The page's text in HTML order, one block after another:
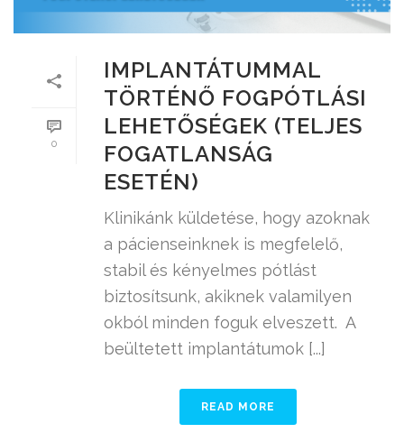
0
IMPLANTÁTUMMAL
TÖRTÉNŐ FOGPÓTLÁSI
LEHETŐSÉGEK (TELJES
FOGATLANSÁG
ESETÉN)
Klinikánk küldetése, hogy azoknak
a pácienseinknek is megfelelő,
stabil és kényelmes pótlást
biztosítsunk, akiknek valamilyen
okból minden foguk elveszett. A
beültetett implantátumok [...]
READ MORE